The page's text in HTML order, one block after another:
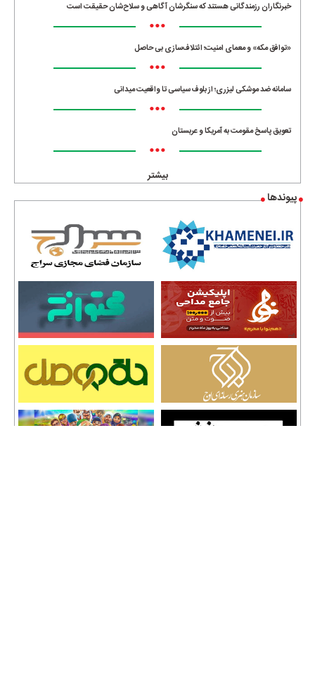
خبرنگاران رزمندگانی هستند که سنگرشان آگاهی و سلاح‌شان حقیقت است
•••
«توافق مکه» و معمای امنیت؛ ائتلاف‌سازی بی حاصل
•••
سامانه ضد موشکی لیزری؛ از بلوف سیاسی تا واقعیت میدانی
•••
تعویق پاسخ مقومت به آمریکا و عربستان
•••
بیشتر
پیوندها